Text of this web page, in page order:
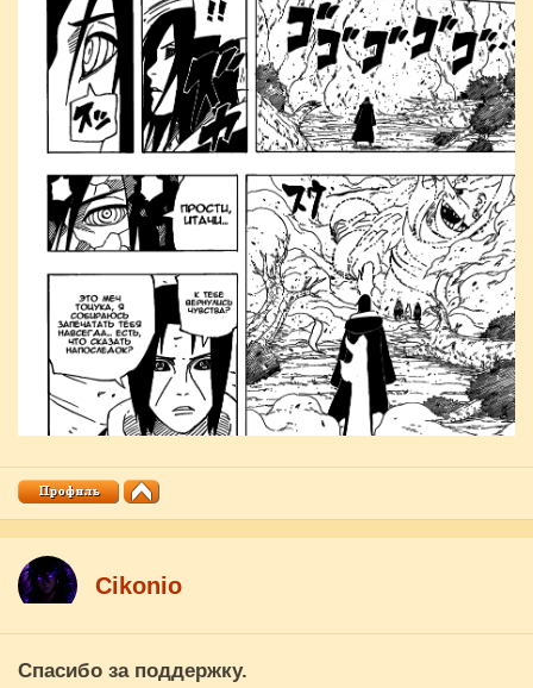
Cikоnio
Спасибо за поддержку.